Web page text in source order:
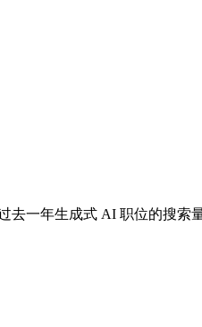
一年生成式 AI 职位的搜索